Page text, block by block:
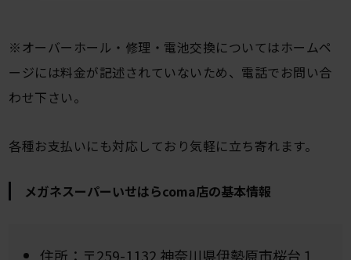
※オーバーホール・修理・電池交換についてはホームペ
ージには料金が記述されていないため、電話でお問い合
わせ下さい。
各種お支払いにも対応しており気軽に立ち寄れます。
メガネスーパーいせはらcoma店の基本情報
住所：〒259-1132 神奈川県伊勢原市桜台１